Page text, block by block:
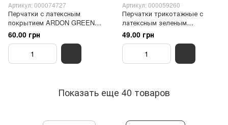
Артикул: 000074727
Перчатки с латексным
покрытием ARDON GREEN
TOUCH
60.00 грн
Артикул: 000059260
Перчатки трикотажные с
латексным зеленым
покрытием.
49.00 грн
Показать еще 40 товаров